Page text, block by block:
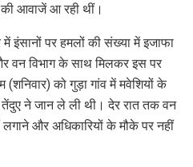
आवाजें आ रही थीं।
इंसानों पर हमलों की संख्या में इजाफा
वन विभाग के साथ मिलकर इस पर
को गुड़ा गांव में मवेशियों के
तेंदुए ने जान ले ली थी। देर रात तक वन
लगाने और अधिकारियों के मौके पर नहीं